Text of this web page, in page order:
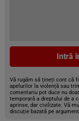
Intră
Vă rugăm să țineți cont că
apelurilor la violență sau
comentariu pot duce nu
temporară a dreptului de a
aprinse, dar civilizate. Vă
discuție bazată pe